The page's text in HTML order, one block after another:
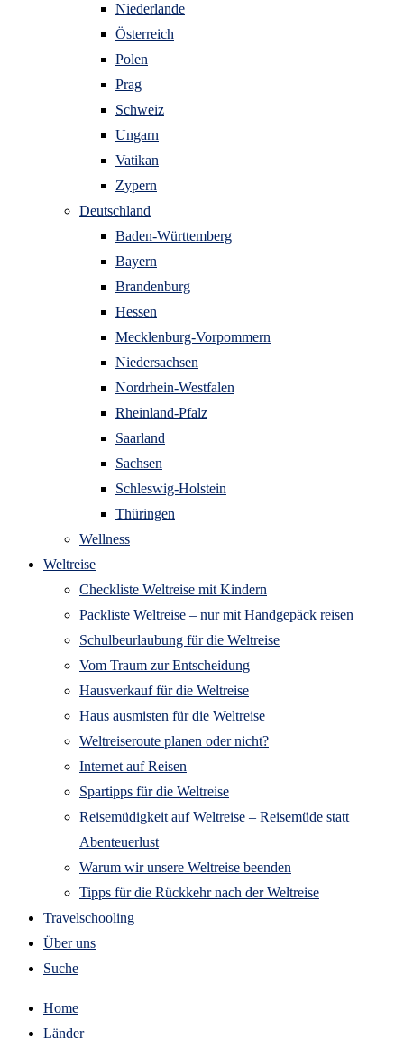
Niederlande
Österreich
Polen
Prag
Schweiz
Ungarn
Vatikan
Zypern
Deutschland
Baden-Württemberg
Bayern
Brandenburg
Hessen
Mecklenburg-Vorpommern
Niedersachsen
Nordrhein-Westfalen
Rheinland-Pfalz
Saarland
Sachsen
Schleswig-Holstein
Thüringen
Wellness
Weltreise
Checkliste Weltreise mit Kindern
Packliste Weltreise – nur mit Handgepäck reisen
Schulbeurlaubung für die Weltreise
Vom Traum zur Entscheidung
Hausverkauf für die Weltreise
Haus ausmisten für die Weltreise
Weltreiseroute planen oder nicht?
Internet auf Reisen
Spartipps für die Weltreise
Reisemüdigkeit auf Weltreise – Reisemüde statt
Abenteuerlust
Warum wir unsere Weltreise beenden
Tipps für die Rückkehr nach der Weltreise
Travelschooling
Über uns
Suche
Home
Länder